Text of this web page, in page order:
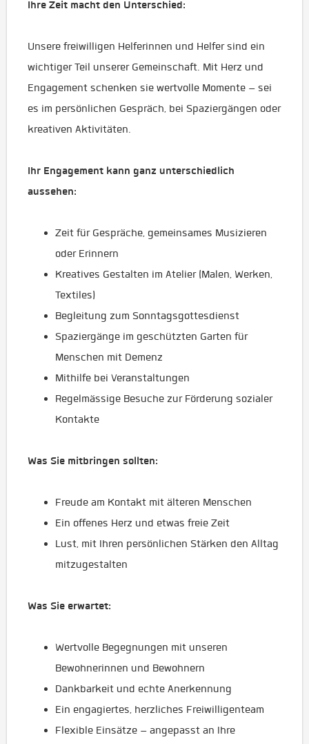
Ihre Zeit macht den Unterschied:
Unsere freiwilligen Helferinnen und Helfer sind ein
wichtiger Teil unserer Gemeinschaft. Mit Herz und
Engagement schenken sie wertvolle Momente – sei
es im persönlichen Gespräch, bei Spaziergängen oder
kreativen Aktivitäten.
Ihr Engagement kann ganz unterschiedlich
aussehen:
Zeit für Gespräche, gemeinsames Musizieren
oder Erinnern
Kreatives Gestalten im Atelier (Malen, Werken,
Textiles)
Begleitung zum Sonntagsgottesdienst
Spaziergänge im geschützten Garten für
Menschen mit Demenz
Mithilfe bei Veranstaltungen
Regelmässige Besuche zur Förderung sozialer
Kontakte
Was Sie mitbringen sollten:
Freude am Kontakt mit älteren Menschen
Ein offenes Herz und etwas freie Zeit
Lust, mit Ihren persönlichen Stärken den Alltag
mitzugestalten
Was Sie erwartet:
Wertvolle Begegnungen mit unseren
Bewohnerinnen und Bewohnern
Dankbarkeit und echte Anerkennung
Ein engagiertes, herzliches Freiwilligenteam
Flexible Einsätze – angepasst an Ihre